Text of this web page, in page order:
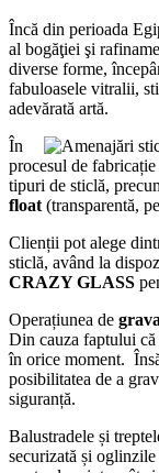
Încă din perioada
al bogăţiei şi
diverse forme,
fabuloasele vitralii,
adevărată artă.
În
procesul de fabricație
tipuri de sticlă,
float (transparentă,
Clienții pot alege
sticlă, având la
CRAZY GLASS
Operațiunea de
Din cauza faptului
în orice moment.
posibilitatea de a
siguranță.
Balustradele și
securizată și